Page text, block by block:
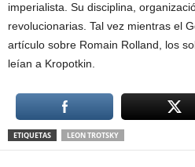
imperialista. Su disciplina,
revolucionarias. Tal vez mientras el
artículo sobre Romain Rolland, los
leían a Kropotkin.
ETIQUETAS LEON TROTSKY